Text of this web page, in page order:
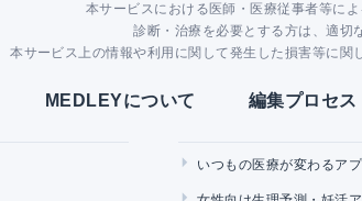
本サービスにおける医師・医療従事者等に
診断・治療を必要とする方は、適切
本サービス上の情報や利用に関して発生した損害等に関
MEDLEYについて 編集プロセス
いつもの医療が変わるア